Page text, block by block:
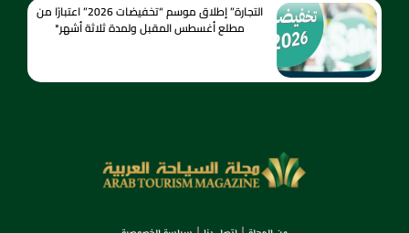
التجارة” إطلاق موسم “تخفيضات 2026” اعتبارًا من
مطلع أغسطس المقبل ولمدة ثلاثة أشهر*